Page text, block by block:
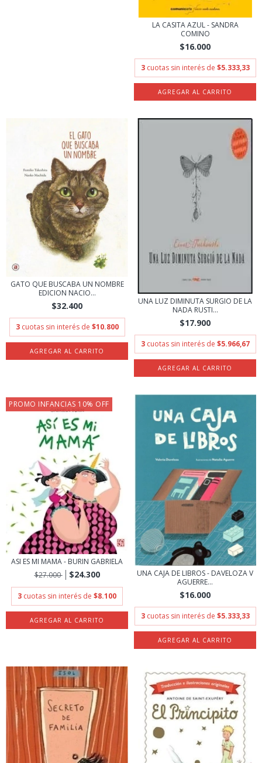
LA CASITA AZUL - SANDRA
COMINO
$16.000
3 cuotas sin interés de $5.333,33
GATO QUE BUSCABA UN NOMBRE
EDICION NACIO...
$32.400
3 cuotas sin interés de $10.800
UNA LUZ DIMINUTA SURGIO DE LA
NADA RUSTI...
$17.900
3 cuotas sin interés de $5.966,67
PROMO INFANCIAS 10% OFF
ASI ES MI MAMA - BURIN GABRIELA
$27.000
$24.300
3 cuotas sin interés de $8.100
UNA CAJA DE LIBROS - DAVELOZA V
AGUERRE...
$16.000
3 cuotas sin interés de $5.333,33